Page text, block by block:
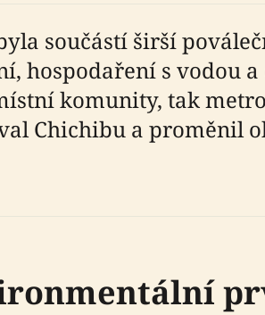
součástí širší
hospodaření s vodou
komunity, tak
Chichibu a proměnil